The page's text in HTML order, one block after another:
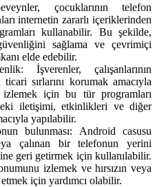
çocuklarının telefon
internetin zararlı içeriklerinden
kullanabilir. Bu şekilde,
sağlama ve çevrimiçi
elde edebilir.
İşverenler, çalışanlarının
sırlarını korumak amacıyla
izlemek için bu tür programları
iletişimi, etkinlikleri ve diğer
yapılabilir.
bulunması: Android casusu
çalınan bir telefonun yerini
geri getirmek için kullanılabilir.
izlemek ve hırsızın veya
için yardımcı olabilir.